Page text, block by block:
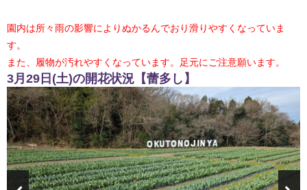
園内は所々雨の影響によりぬかるんでおり滑りやすくなっていま
す。
また、履物が汚れやすくなっています。足元にご注意願います。
3月29日(土)の開花状況【蕾多し】